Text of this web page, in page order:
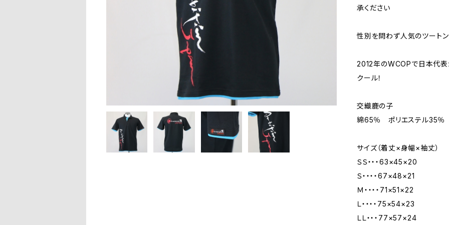
承ください
性別を問わず人気のツートン
2012年のWCOPで日本代表
クール！
交織鹿の子
綿65％ ポリエステル35％
サイズ（着丈×身幅×袖丈）
ＳＳ・・・63×45×20
Ｓ・・・・67×48×21
Ｍ・・・・71×51×22
Ｌ・・・・75×54×23
ＬＬ・・・77×57×24